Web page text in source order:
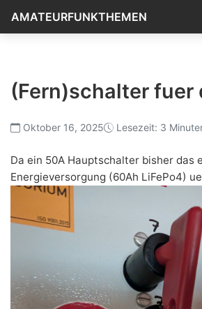
AMATEURFUNKTHEMEN
(Fern)schalter fuer
Oktober 16, 2025 Lesezeit: 3
Da ein 50A Hauptschalter bisher das
Energieversorgung (60Ah LiFePo4)